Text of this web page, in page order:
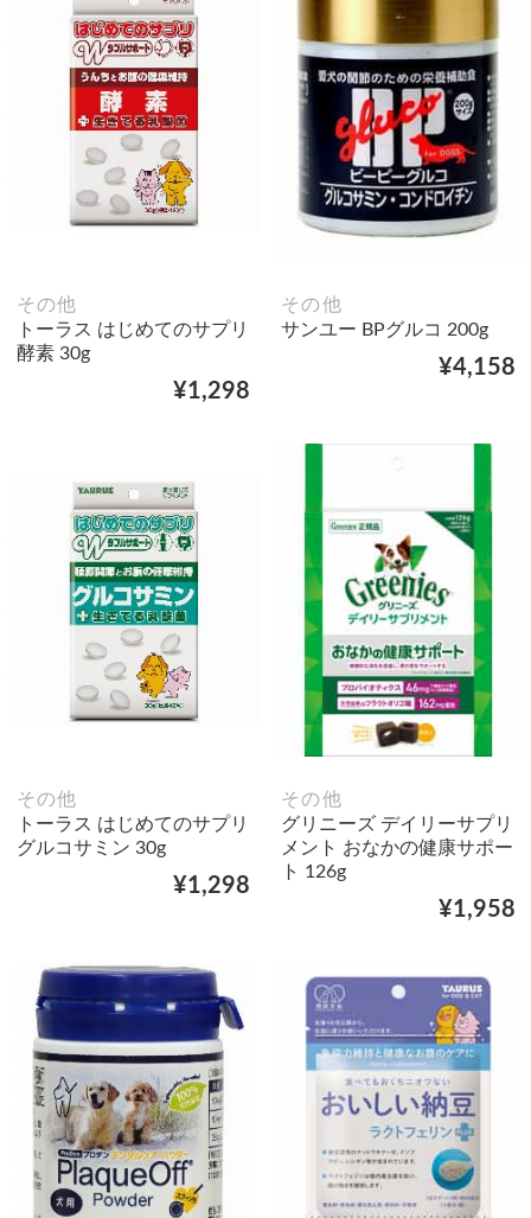
その他
トーラス はじめてのサプリ
酵素 30g
¥1,298
その他
サンユー BPグルコ 200g
¥4,158
その他
トーラス はじめてのサプリ
グルコサミン 30g
¥1,298
その他
グリニーズ デイリーサプリ
メント おなかの健康サポー
ト 126g
¥1,958